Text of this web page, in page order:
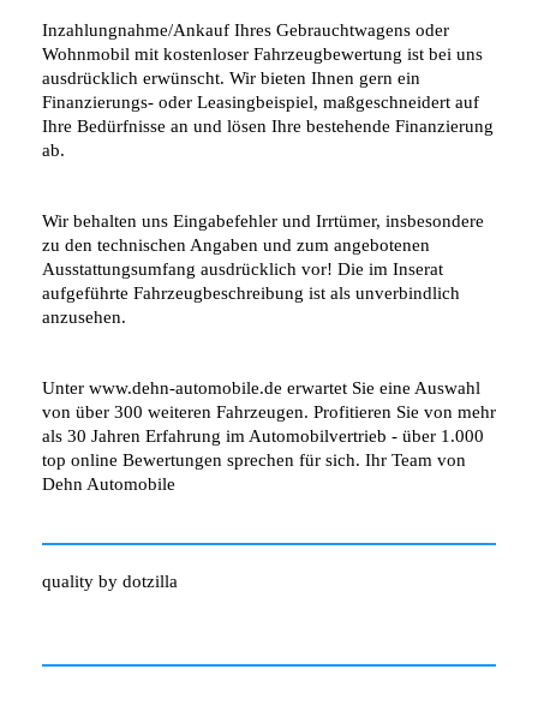
Inzahlungnahme/Ankauf Ihres Gebrauchtwagens oder
Wohnmobil mit kostenloser Fahrzeugbewertung ist bei uns
ausdrücklich erwünscht. Wir bieten Ihnen gern ein
Finanzierungs- oder Leasingbeispiel, maßgeschneidert auf
Ihre Bedürfnisse an und lösen Ihre bestehende Finanzierung
ab.
Wir behalten uns Eingabefehler und Irrtümer, insbesondere
zu den technischen Angaben und zum angebotenen
Ausstattungsumfang ausdrücklich vor! Die im Inserat
aufgeführte Fahrzeugbeschreibung ist als unverbindlich
anzusehen.
Unter www.dehn-automobile.de erwartet Sie eine Auswahl
von über 300 weiteren Fahrzeugen. Profitieren Sie von mehr
als 30 Jahren Erfahrung im Automobilvertrieb - über 1.000
top online Bewertungen sprechen für sich. Ihr Team von
Dehn Automobile
quality by dotzilla